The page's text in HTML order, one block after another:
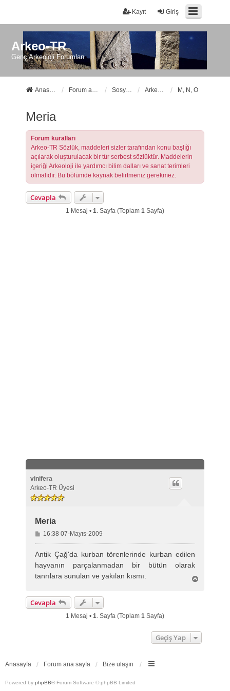
Giriş
Kayıt
Arkeo-TR
Genç Arkeoloji Forumları
Anasayfa Forum ana sayfa Sosyal Forumlarımız Arkeo-TR Sözlük M, N, O
Meria
Forum kuralları
Arkeo-TR Sözlük, maddeleri sizler tarafından konu başlığı
açılarak oluşturulacak bir tür serbest sözlüktür. Maddelerin
içeriği Arkeoloji ile yardımcı bilim dalları ve sanat terimleri
olmalıdır. Bu bölümde kaynak belirtmeniz gerekmez.
Cevapla
1 Mesaj • 1. Sayfa (Toplam 1Sayfa)
vinifera
Arkeo-TR Üyesi
Meria
M
e
s
16:38 07-Mayıs-2009
Antik Çağ'da kurban törenlerinde kurban edilen
hayvanın parçalanmadan bir bütün olarak
tanrılara sunulan ve yakılan kısmı.
Cevapla
1 Mesaj • 1. Sayfa (Toplam 1Sayfa)
Geçiş Yap
Anasayfa Forum ana sayfa Bize ulaşın
Powered by phpBB® Forum Software © phpBB Limited